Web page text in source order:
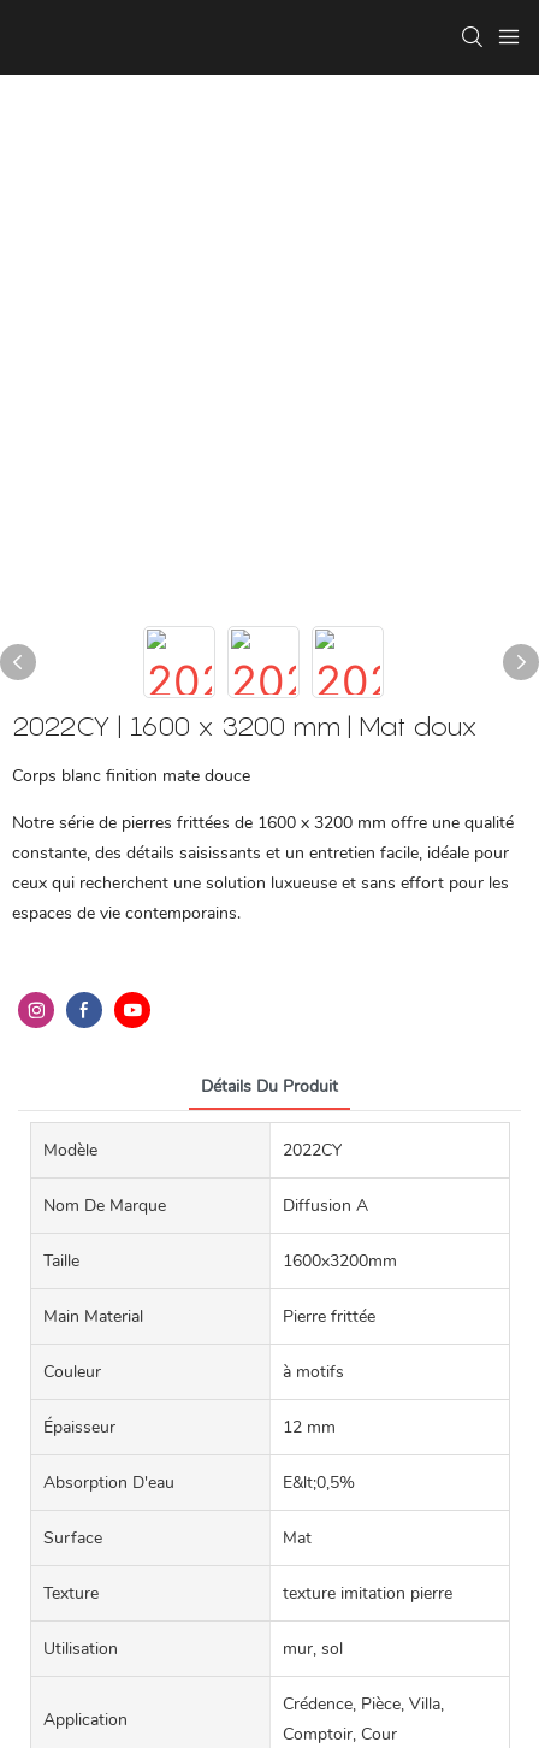
2022CY | 1600 x 3200 mm | Mat doux
Corps blanc finition mate douce
Notre série de pierres frittées de 1600 x 3200 mm offre une qualité
constante, des détails saisissants et un entretien facile, idéale pour
ceux qui recherchent une solution luxueuse et sans effort pour les
espaces de vie contemporains.
Détails Du Produit
Modèle 2022CY
Nom De Marque Diffusion A
Taille 1600x3200mm
Main Material Pierre frittée
Couleur à motifs
Épaisseur 12 mm
Absorption D'eau E&lt;0,5%
Surface Mat
Texture texture imitation pierre
Utilisation mur, sol
Application
Crédence, Pièce, Villa,
Comptoir, Cour